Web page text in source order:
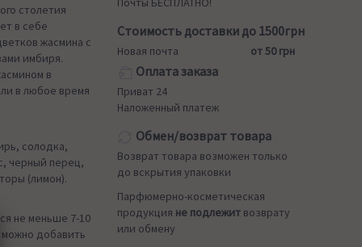
столетия
в себе
жасмина с
имбиря.
в
в любое время
солодка,
черный перец,
(лимон).
не меньше 7-10
добавить
Стоимость доставки до 1500грн
Новая почта от 50 грн
Оплата заказа
Приват 24
Наложенный платеж
Обмен/возврат товара
Возврат товара возможен только
до вскрытия упаковки
Парфюмерно-косметическая
продукция не подлежит возврату
или обмену